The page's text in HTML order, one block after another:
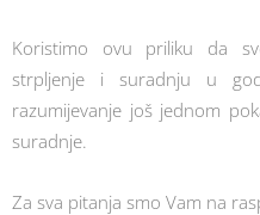
Koristimo ovu priliku da
strpljenje i suradnju u
razumijevanje još jednom
suradnje.
Za sva pitanja smo Vam na